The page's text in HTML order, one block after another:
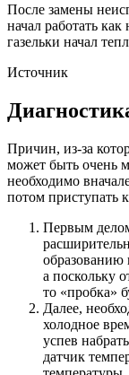
После замены
начал работать
газельки начал
Источник
Причин, из-за
может быть очень
необходимо
потом приступать
Первым
образованию
а поскольку
то «пробка»
Далее,
холодное
успев
датчик